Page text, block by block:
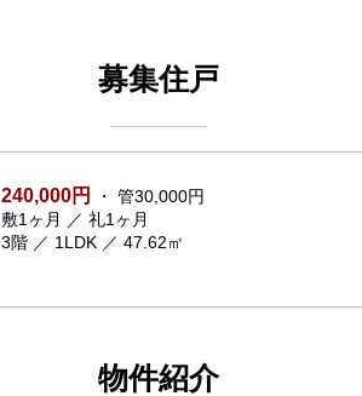
募集住戸
240,000円
・ 管30,000円
敷1ヶ月 ／ 礼1ヶ月
3階 ／ 1LDK ／ 47.62㎡
物件紹介